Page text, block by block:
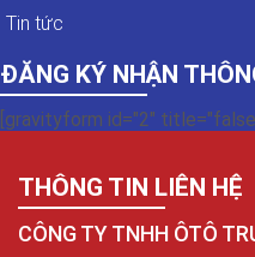
Tin tức
ĐĂNG KÝ NHẬN
[gravityform id="2"
THÔNG TIN LIÊN HỆ
CÔNG TY TNHH ÔTÔ